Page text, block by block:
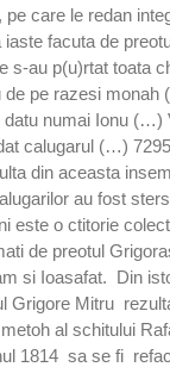
pe care le redan
facuta de
s-au p(u)rtat toata
de pe razesi
datu numai Ionu (…)
calugarul (…) 7295
din aceasta
au fost
este o ctitorie
de preotul
si Ioasafat. Din
Grigore Mitru
al schitului
1814 sa se fi